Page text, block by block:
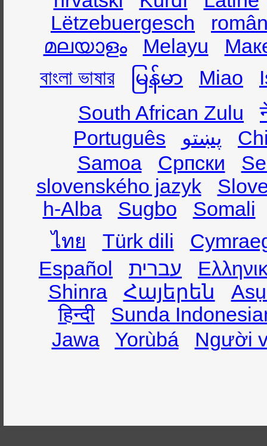
Lëtzebuergesch
മലയാളം
Melayu
বাংলা ভাষার
မြန်မာ Miao
South African Zulu
Português
پښتو
Samoa
Српски
slovenského jazyk
h-Alba
Sugbo
Somali
ไทย
Türk dili
Español
עברית
Shinra
Հայերեն
हिन्दी
Sunda
Jawa
Yorùbá Người